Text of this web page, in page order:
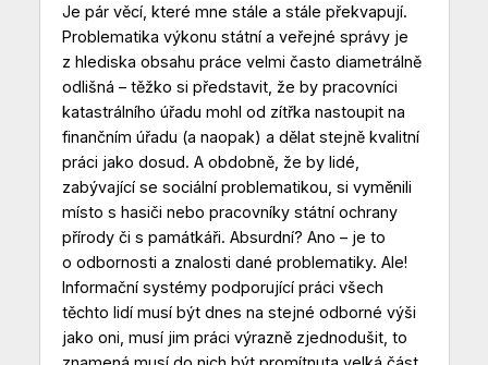
Je pár věcí, které mne stále a stále překvapují.
Problematika výkonu státní a veřejné správy je
z hlediska obsahu práce velmi často diametrálně
odlišná – těžko si představit, že by pracovníci
katastrálního úřadu mohl od zítřka nastoupit na
finančním úřadu (a naopak) a dělat stejně kvalitní
práci jako dosud. A obdobně, že by lidé,
zabývající se sociální problematikou, si vyměnili
místo s hasiči nebo pracovníky státní ochrany
přírody či s památkáři. Absurdní? Ano – je to
o odbornosti a znalosti dané problematiky. Ale!
Informační systémy podporující práci všech
těchto lidí musí být dnes na stejné odborné výši
jako oni, musí jim práci výrazně zjednodušit, to